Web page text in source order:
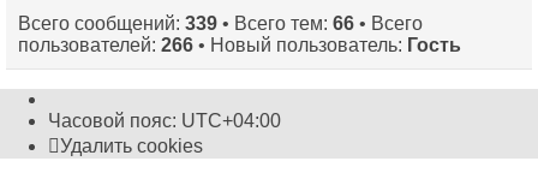
Всего сообщений: 339 • Всего тем: 66 • Всего
пользователей: 266 • Новый пользователь: Гость
Часовой пояс: UTC+04:00
Удалить cookies